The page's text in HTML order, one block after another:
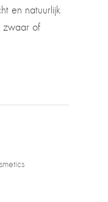
en natuurlijk
zwaar of